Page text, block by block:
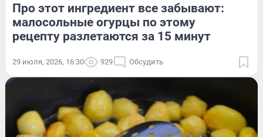
Про этот ингредиент все забывают:
малосольные огурцы по этому
рецепту разлетаются за 15 минут
29 июля, 2026, 16:30 929 Обсудить